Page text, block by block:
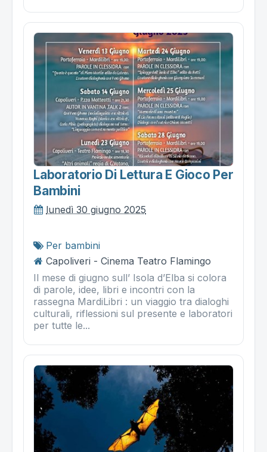
Laboratorio Di Lettura E Gioco Per
Bambini
lunedì 30 giugno 2025
Per bambini
Capoliveri - Cinema Teatro Flamingo
Il mese di giugno sull’ Isola d’Elba si colora
di parole, idee, libri e incontri con la
rassegna MardiLibri : un viaggio tra dialoghi
culturali, riflessioni sul presente e laboratori
per tutte le...